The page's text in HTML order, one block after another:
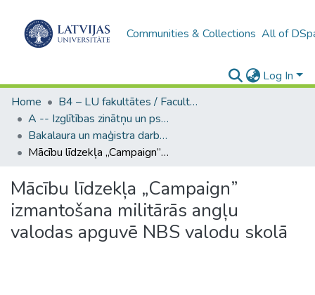
Communities & Collections All of
Log In
Home
B4 – LU fakultātes / Faculties of the UL
A -- Izglītības zinātņu un psiholoģijas fakultāte / Faculty of Education Sciences and Psychology
Bakalaura un maģistra darbi (PPMF) / Bachelor's and Master's theses
Mācību līdzekļa „Campaign” izmantošana militārās angļu valodas apguvē NBS valodu skolā
Mācību līdzekļa „Campaign”
izmantošana militārās angļu
valodas apguvē NBS valodu skolā